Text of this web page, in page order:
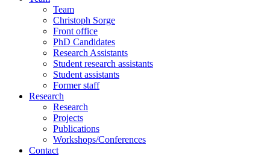
Team
Christoph Sorge
Front office
PhD Candidates
Research Assistants
Student research assistants
Student assistants
Former staff
Research
Research
Projects
Publications
Workshops/Conferences
Contact